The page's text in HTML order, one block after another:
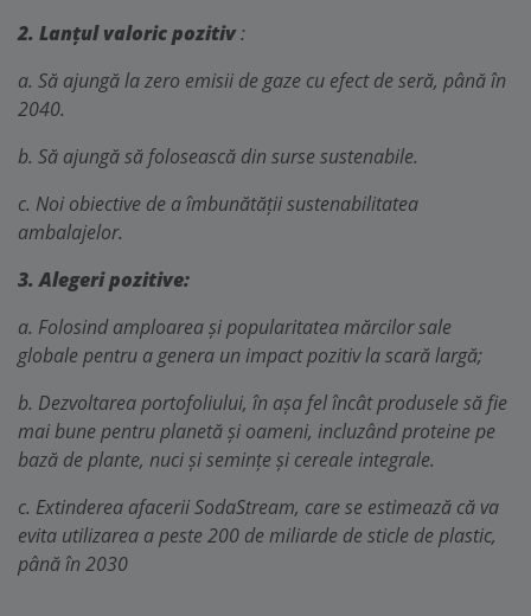
2. Lanțul valoric pozitiv:
a. Să ajungă la zero emisii de gaze cu efect de seră, până în
2040.
b. Să ajungă să folosească din surse sustenabile.
c. Noi obiective de a îmbunătății sustenabilitatea
ambalajelor.
3. Alegeri pozitive:
a. Folosind amploarea și popularitatea mărcilor sale
globale pentru a genera un impact pozitiv la scară largă;
b. Dezvoltarea portofoliului, în așa fel încât produsele să fie
mai bune pentru planetă și oameni, incluzând proteine pe
bază de plante, nuci și semințe și cereale integrale.
c. Extinderea afacerii SodaStream, care se estimează că va
evita utilizarea a peste 200 de miliarde de sticle de plastic,
până în 2030